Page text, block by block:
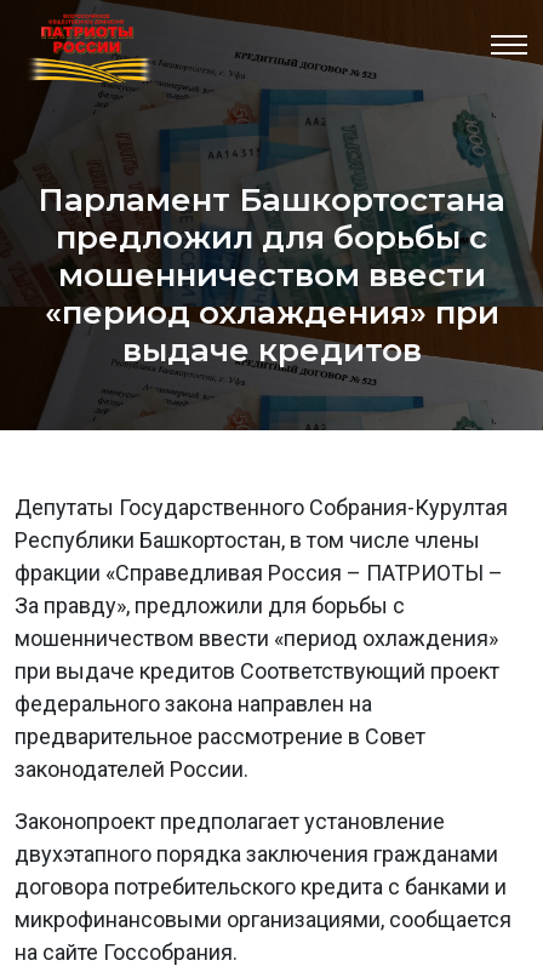
Парламент Башкортостана
предложил для борьбы с
мошенничеством ввести
«период охлаждения» при
выдаче кредитов
Депутаты Государственного Собрания-Курултая
Республики Башкортостан, в том числе члены
фракции «Справедливая Россия – ПАТРИОТЫ –
За правду», предложили для борьбы с
мошенничеством ввести «период охлаждения»
при выдаче кредитов Соответствующий проект
федерального закона направлен на
предварительное рассмотрение в Совет
законодателей России.
Законопроект предполагает установление
двухэтапного порядка заключения гражданами
договора потребительского кредита с банками и
микрофинансовыми организациями, сообщается
на сайте Госсобрания.